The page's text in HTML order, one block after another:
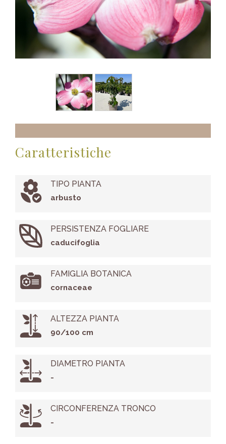
Caratteristiche
TIPO PIANTA
arbusto
PERSISTENZA FOGLIARE
caducifoglia
FAMIGLIA BOTANICA
cornaceae
ALTEZZA PIANTA
90/100 cm
DIAMETRO PIANTA
-
CIRCONFERENZA TRONCO
-